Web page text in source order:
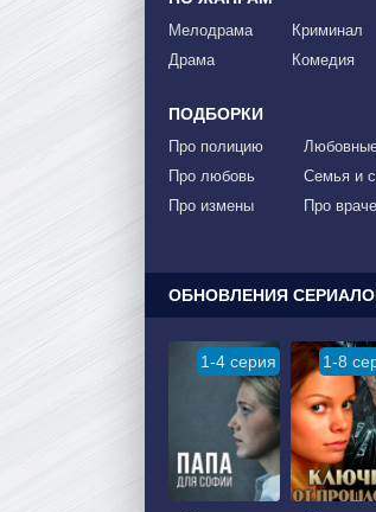
Мелодрама
Драма
Криминал
Комедия
ПОДБОРКИ
Про полицию
Про любовь
Про измены
Семья и
Про
ОБНОВЛЕНИЯ
1-4 серия 1-8